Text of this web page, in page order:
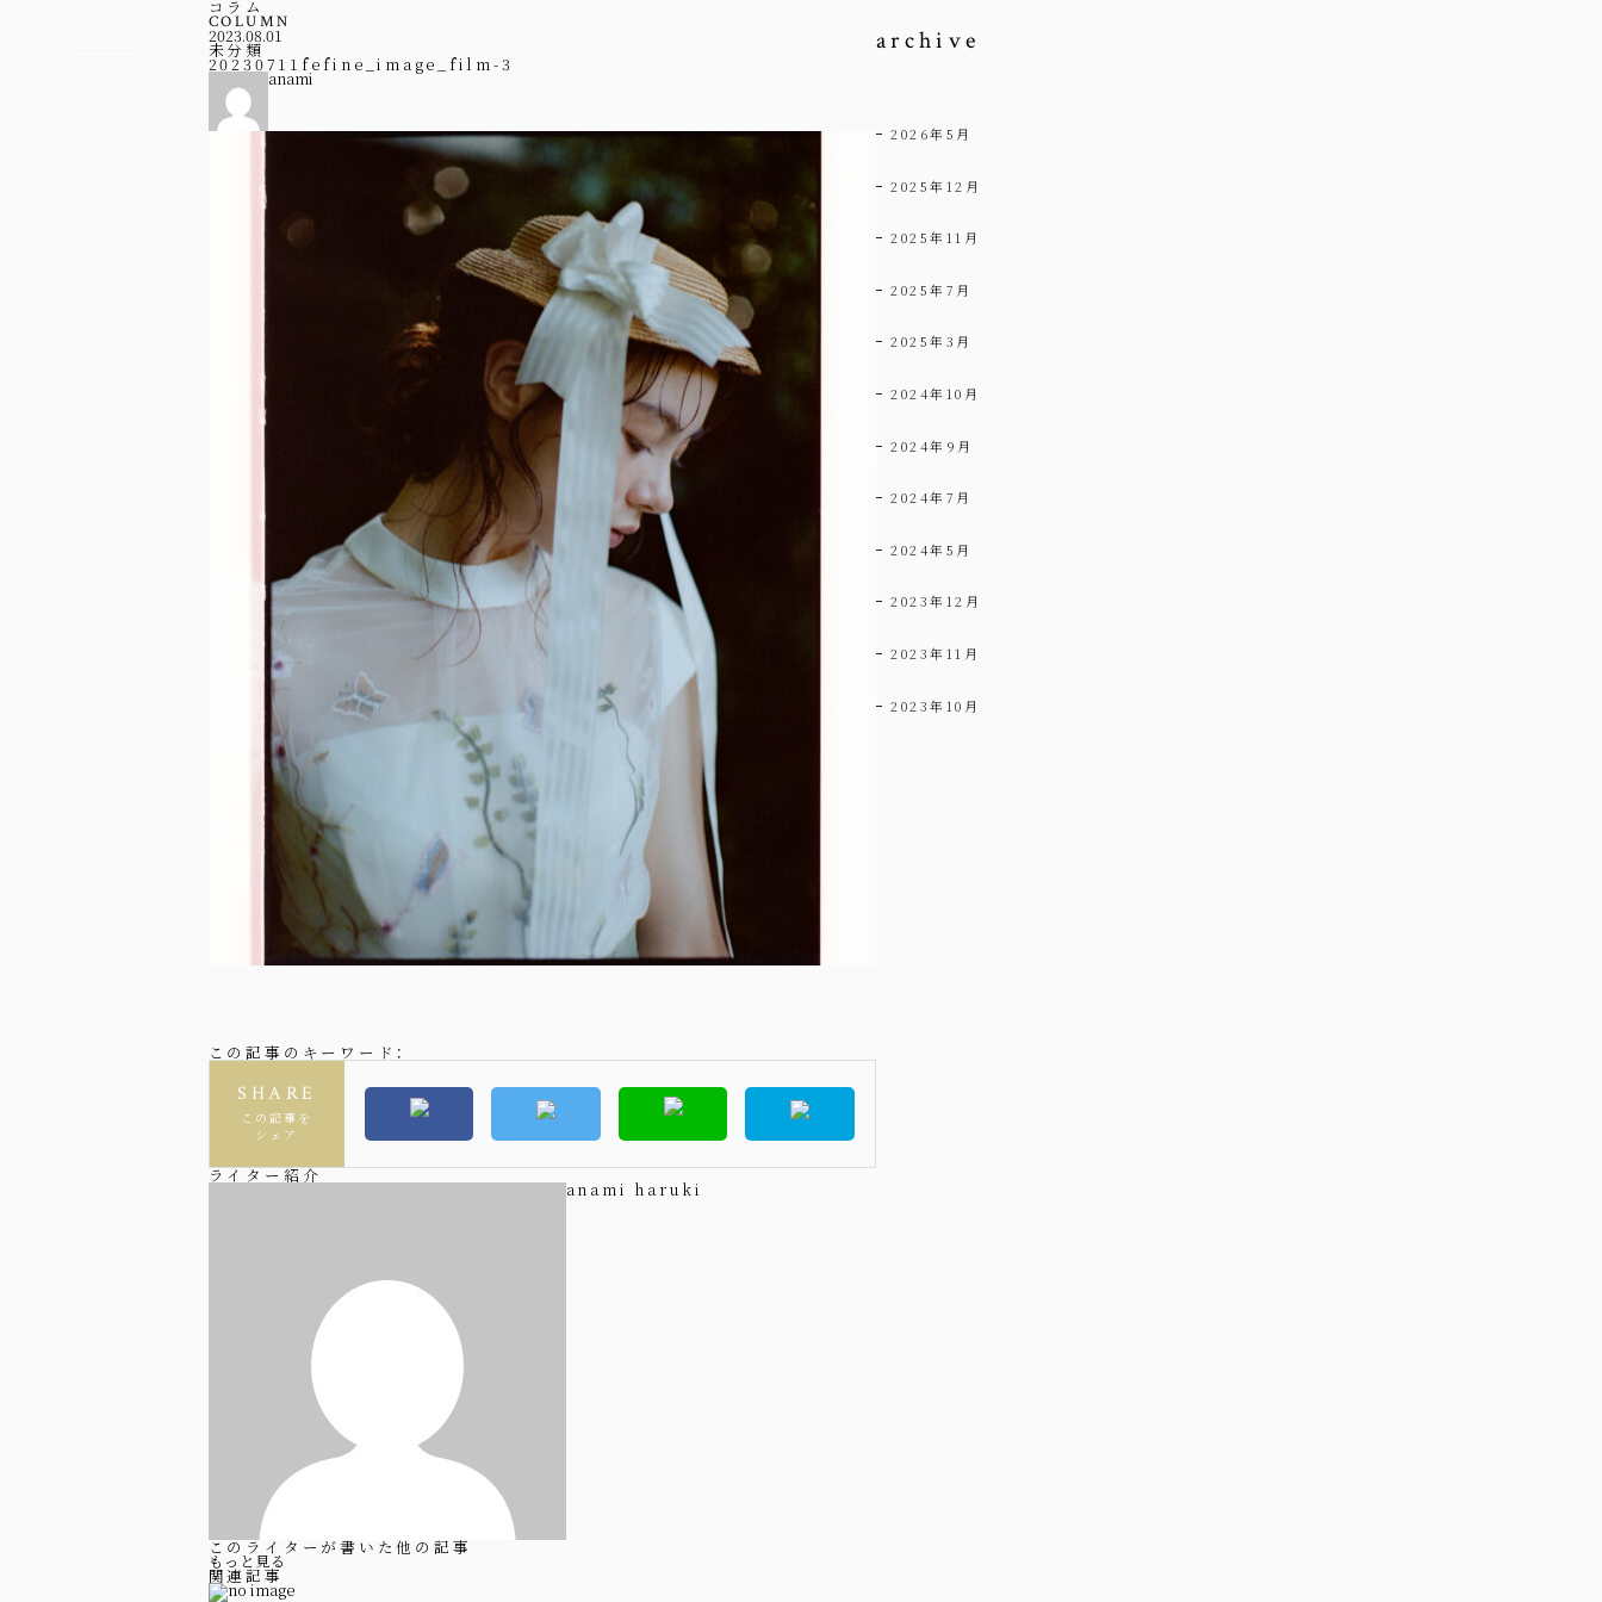
コラム
COLUMN
2023.08.01
未分類
20230711fefine_image_film-3
anami
この記事のキーワード：
SHARE
この記事を
シェア
ライター紹介
anami haruki
このライターが書いた他の記事
もっと見る
関連記事
archive
2026年5月
2025年12月
2025年11月
2025年7月
2025年3月
2024年10月
2024年9月
2024年7月
2024年5月
2023年12月
2023年11月
2023年10月